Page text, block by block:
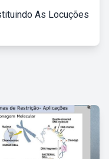
As Locuções